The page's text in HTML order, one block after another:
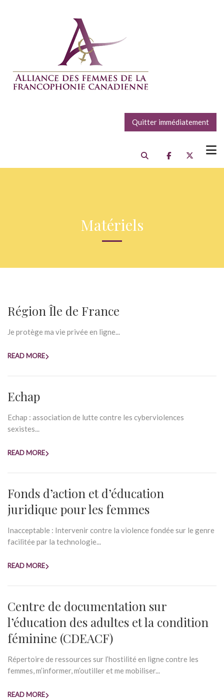
Quitter immédiatement
Matériels
Région Île de France
Je protège ma vie privée en ligne...
READ MORE
Echap
Echap : association de lutte contre les cyberviolences
sexistes...
READ MORE
Fonds d’action et d’éducation
juridique pour les femmes
Inacceptable : Intervenir contre la violence fondée sur le genre
facilitée par la technologie...
READ MORE
Centre de documentation sur
l’éducation des adultes et la condition
féminine (CDEACF)
Répertoire de ressources sur l’hostilité en ligne contre les
femmes, m’informer, m’outiller et me mobiliser...
READ MORE